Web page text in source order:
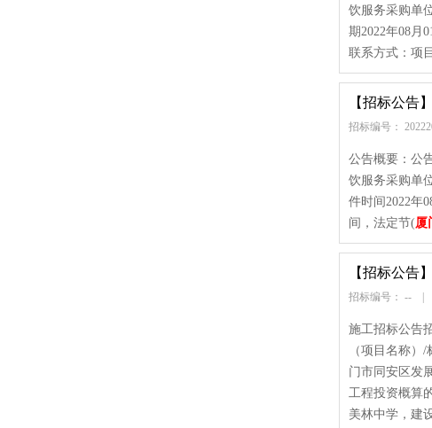
饮服务采购单
期2022年08月
联系方式：项
【招标公告】
招标编号：
公告概要：公
饮服务采购单
件时间2022年
间，法定节(厦
【招标公告】
招标编号： --
施工招标公告
（项目名称
门市同安区发
工程投资概算
美林中学，建